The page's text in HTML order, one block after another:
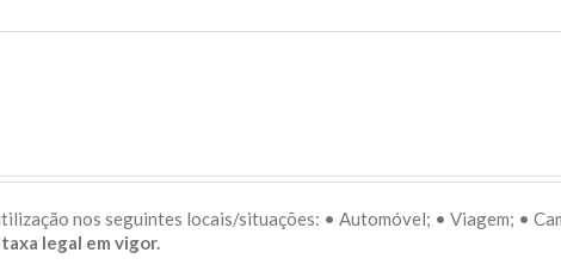
nos seguintes locais/situações: • Automóvel; • Viagem; •
legal em vigor.